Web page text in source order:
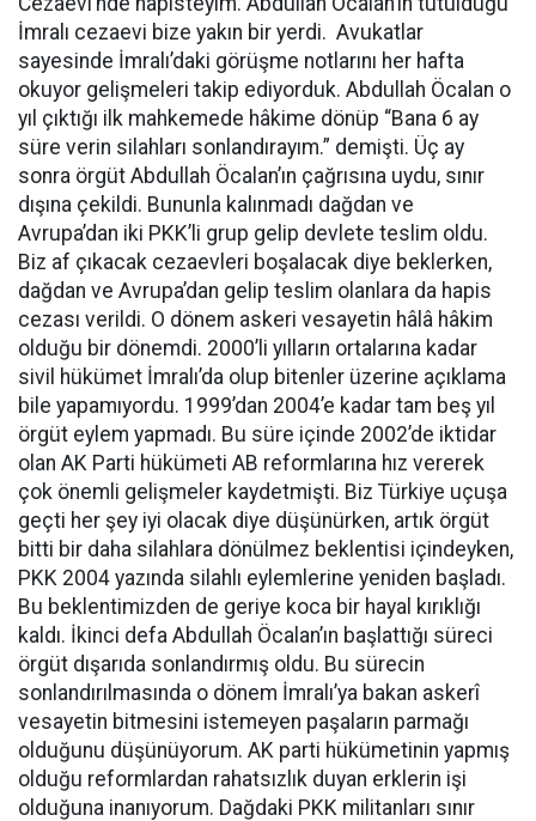
İmralı cezaevi bize yakın bir yerdi. Avukatlar
sayesinde İmralı’daki görüşme notlarını her hafta
okuyor gelişmeleri takip ediyorduk. Abdullah Öcalan o
yıl çıktığı ilk mahkemede hâkime dönüp “Bana 6 ay
süre verin silahları sonlandırayım.” demişti. Üç ay
sonra örgüt Abdullah Öcalan’ın çağrısına uydu, sınır
dışına çekildi. Bununla kalınmadı dağdan ve
Avrupa’dan iki PKK’li grup gelip devlete teslim oldu.
Biz af çıkacak cezaevleri boşalacak diye beklerken,
dağdan ve Avrupa’dan gelip teslim olanlara da hapis
cezası verildi. O dönem askeri vesayetin hâlâ hâkim
olduğu bir dönemdi. 2000’li yılların ortalarına kadar
sivil hükümet İmralı’da olup bitenler üzerine açıklama
bile yapamıyordu. 1999’dan 2004’e kadar tam beş yıl
örgüt eylem yapmadı. Bu süre içinde 2002’de iktidar
olan AK Parti hükümeti AB reformlarına hız vererek
çok önemli gelişmeler kaydetmişti. Biz Türkiye uçuşa
geçti her şey iyi olacak diye düşünürken, artık örgüt
bitti bir daha silahlara dönülmez beklentisi içindeyken,
PKK 2004 yazında silahlı eylemlerine yeniden başladı.
Bu beklentimizden de geriye koca bir hayal kırıklığı
kaldı. İkinci defa Abdullah Öcalan’ın başlattığı süreci
örgüt dışarıda sonlandırmış oldu. Bu sürecin
sonlandırılmasında o dönem İmralı’ya bakan askerî
vesayetin bitmesini istemeyen paşaların parmağı
olduğunu düşünüyorum. AK parti hükümetinin yapmış
olduğu reformlardan rahatsızlık duyan erklerin işi
olduğuna inanıyorum. Dağdaki PKK militanları sınır